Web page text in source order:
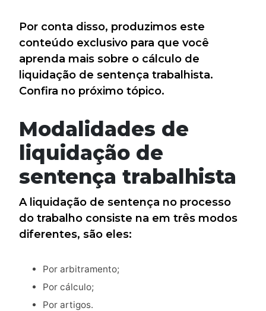
Por conta disso, produzimos este
conteúdo exclusivo para que você
aprenda mais sobre o cálculo de
liquidação de sentença trabalhista.
Confira no próximo tópico.
Modalidades de
liquidação de
sentença trabalhista
A liquidação de sentença no processo
do trabalho consiste na em três modos
diferentes, são eles:
Por arbitramento;
Por cálculo;
Por artigos.